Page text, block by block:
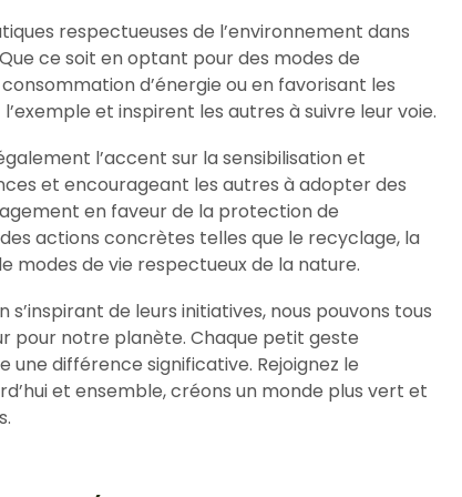
respectueuses de l’environnement dans
ce soit en optant pour des modes de
d’énergie ou en favorisant les
et inspirent les autres à suivre leur voie.
l’accent sur la sensibilisation et
et encourageant les autres à adopter des
en faveur de la protection de
actions concrètes telles que le recyclage, la
modes de vie respectueux de la nature.
de leurs initiatives, nous pouvons tous
pour notre planète. Chaque petit geste
différence significative. Rejoignez le
et ensemble, créons un monde plus vert et